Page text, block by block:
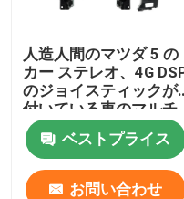
自動車用電子アクセ
デジタル ダッシュの
BMW カーステレオ
人造人間のマツダ 5 の
カー ステレオ、4G
のジョイスティックが
付いている車のマルチ
メディア プレーヤー
ベストプライス
お問い合わせ